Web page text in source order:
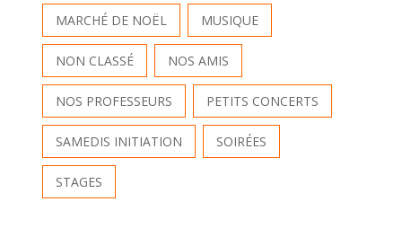
MARCHÉ DE NOËL MUSIQUE
NON CLASSÉ NOS AMIS
NOS PROFESSEURS PETITS CONCERTS
SAMEDIS INITIATION SOIRÉES
STAGES